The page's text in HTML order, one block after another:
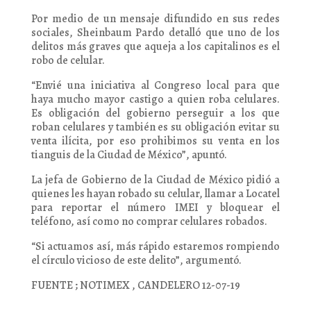
Por medio de un mensaje difundido en sus redes
sociales, Sheinbaum Pardo detalló que uno de los
delitos más graves que aqueja a los capitalinos es el
robo de celular.
“Envié una iniciativa al Congreso local para que
haya mucho mayor castigo a quien roba celulares.
Es obligación del gobierno perseguir a los que
roban celulares y también es su obligación evitar su
venta ilícita, por eso prohibimos su venta en los
tianguis de la Ciudad de México”, apuntó.
La jefa de Gobierno de la Ciudad de México pidió a
quienes les hayan robado su celular, llamar a Locatel
para reportar el número IMEI y bloquear el
teléfono, así como no comprar celulares robados.
“Si actuamos así, más rápido estaremos rompiendo
el círculo vicioso de este delito”, argumentó.
FUENTE ; NOTIMEX , CANDELERO 12-07-19